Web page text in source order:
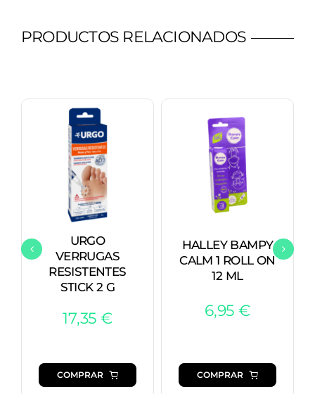
PRODUCTOS RELACIONADOS
URGO
VERRUGAS
RESISTENTES
STICK 2 G
17,35 €
COMPRAR
HALLEY BAMPY
CALM 1 ROLL ON
12 ML
6,95€
COMPRAR